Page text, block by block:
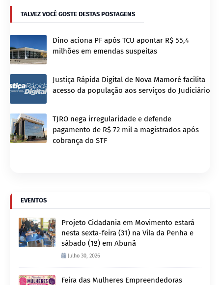
TALVEZ VOCÊ GOSTE DESTAS POSTAGENS
Dino aciona PF após TCU apontar R$ 55,4
milhões em emendas suspeitas
Justiça Rápida Digital de Nova Mamoré facilita
acesso da população aos serviços do Judiciário
TJRO nega irregularidade e defende
pagamento de R$ 72 mil a magistrados após
cobrança do STF
EVENTOS
Projeto Cidadania em Movimento estará
nesta sexta-feira (31) na Vila da Penha e
sábado (1º) em Abunã
Julho 30, 2026
Feira das Mulheres Empreendedoras